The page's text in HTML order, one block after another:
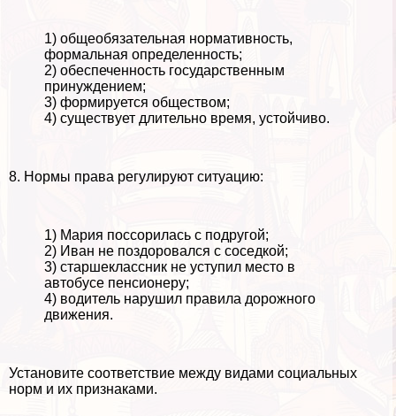
1) общеобязательная нормативность,
формальная определенность;
2) обеспеченность государственным
принуждением;
3) формируется обществом;
4) существует длительно время, устойчиво.
8. Нормы права регулируют ситуацию:
1) Мария поссорилась с подругой;
2) Иван не поздоровался с соседкой;
3) старшеклассник не уступил место в
автобусе пенсионеру;
4) водитель нарушил правила дорожного
движения.
Установите соответствие между видами социальных
норм и их признаками.